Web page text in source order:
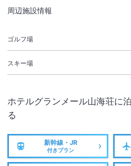
周辺施設情報
ゴルフ場
スキー場
ホテルグランメール山海荘に
る
新幹線・JR
付きプラン